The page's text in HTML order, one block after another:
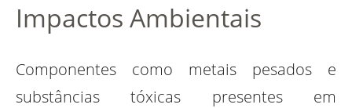
Impactos Ambientais
Componentes como metais pesados e
substâncias tóxicas presentes em